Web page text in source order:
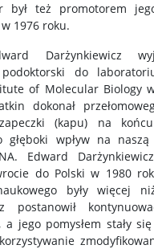
był też promotorem
1976 roku.
Darżynkiewicz
do
of Molecular Biology
dokonał
(kapu) na
głęboki wpływ na
Edward
do Polski w 1980
były więcej
postanowił
jego pomysłem stały